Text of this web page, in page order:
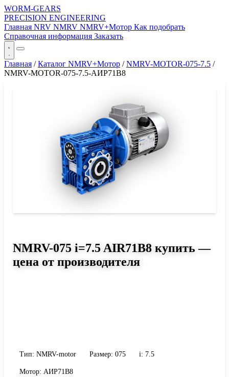
WORM-GEARS
PRECISION ENGINEERING
Главная NRV NMRV NMRV+Мотор Как подобрать
Справочная информация Заказать
Главная / Каталог NMRV+Мотор / NMRV-MOTOR-075-7.5 /
NMRV-MOTOR-075-7.5-АИР71B8
NMRV-075 i=7.5 AIR71B8 купить —
цена от производителя
Тип: NMRV-motor Размер: 075 i: 7.5
Мотор: АИР71B8